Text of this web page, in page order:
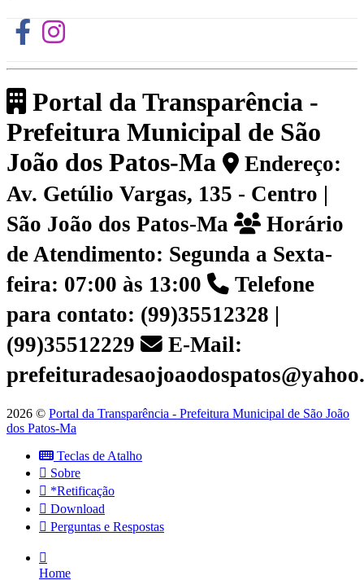
Portal da Transparência -
Prefeitura Municipal de São
João dos Patos-Ma
Endereço:
Av. Getúlio Vargas, 135 - Centro |
São João dos Patos-Ma
Horário
de Atendimento: Segunda a Sexta-
feira: 07:00 às 13:00
Telefone
para contato: (99)35512328 |
(99)35512229
E-Mail:
2026 © Portal da Transparência - Prefeitura Municipal de São João
dos Patos-Ma
Teclas de Atalho
Sobre
*Retificação
Download
Perguntas e Respostas
Home